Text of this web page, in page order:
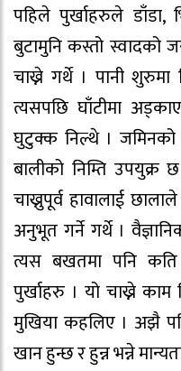
पहिले पुर्खाहरुले
बुटामुनि कस्तो स्वादको
चाख्ने गर्थे । पानी शुरुमा
त्यसपछि घाँटीमा
घुटुक्क निल्थे । जमिनको
बालीको निम्ति उपयुक्र
चाख्नुपूर्व हावालाई
अनुभूत गर्ने गर्थे ।
त्यस बखतमा पनि कति
पुर्खाहरु । यो चाख्ने काम
मुखिया कहलिए । अझै
खान हुन्छ र हुन्न भन्ने